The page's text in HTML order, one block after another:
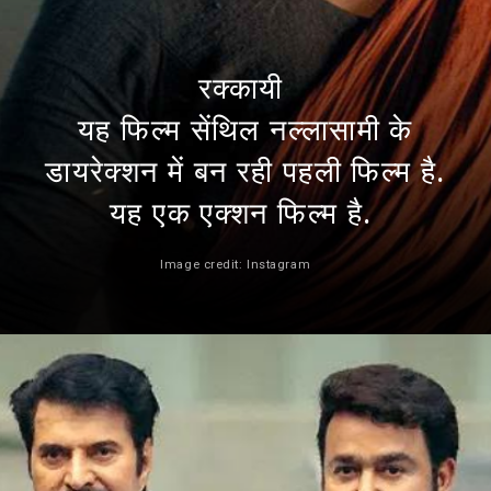
Image credit: Instagram
रक्कायी
यह फिल्म सेंथिल नल्लासामी के
डायरेक्शन में बन रही पहली फिल्म है.
यह एक एक्शन फिल्म है.